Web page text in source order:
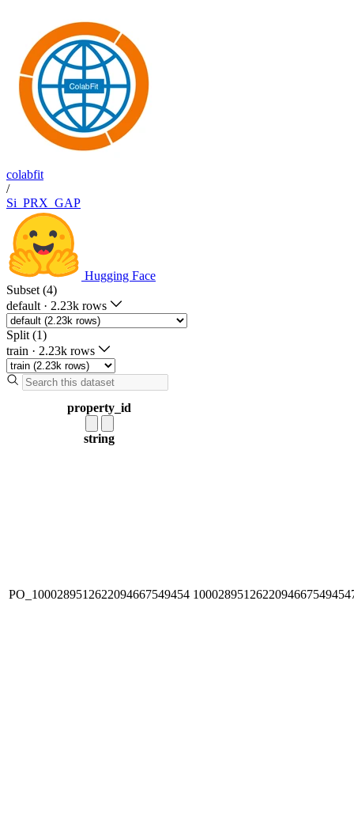
colabfit
/
Si_PRX_GAP
Hugging Face
Subset (4)
default · 2.23k rows
Split (1)
train · 2.23k rows
property_id
string
PO_1000289512622094667549454